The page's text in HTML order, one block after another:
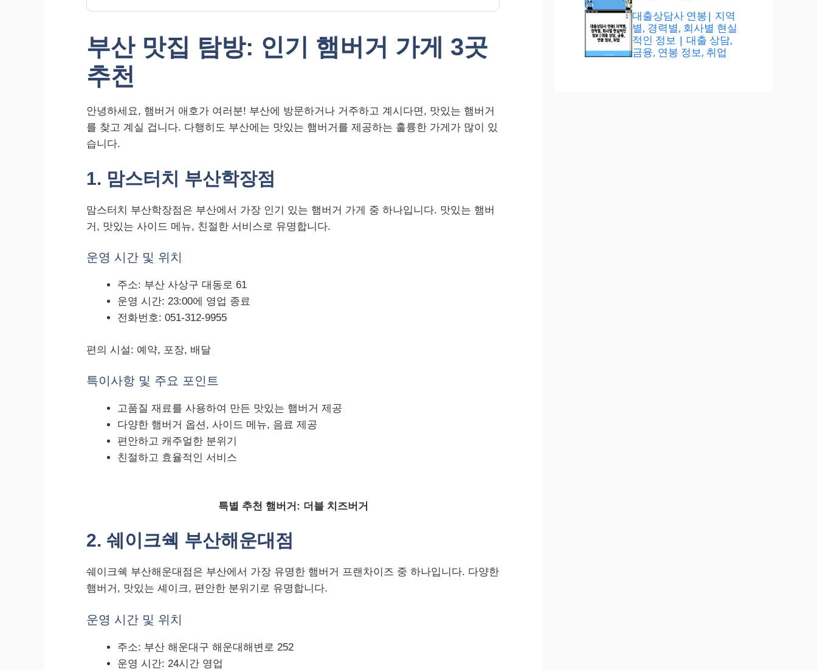
부산 맛집 탐방: 인기 햄버거 가게 3곳
추천
안녕하세요, 햄버거 애호가 여러분! 부산에 방문하거나 거주하고 계시다면, 맛있는 햄버거
를 찾고 계실 겁니다. 다행히도 부산에는 맛있는 햄버거를 제공하는 훌륭한 가게가 많이 있
습니다.
1. 맘스터치 부산학장점
맘스터치 부산학장점은 부산에서 가장 인기 있는 햄버거 가게 중 하나입니다. 맛있는 햄버
거, 맛있는 사이드 메뉴, 친절한 서비스로 유명합니다.
운영 시간 및 위치
주소: 부산 사상구 대동로 61
운영 시간: 23:00에 영업 종료
전화번호: 051-312-9955
편의 시설: 예약, 포장, 배달
특이사항 및 주요 포인트
고품질 재료를 사용하여 만든 맛있는 햄버거 제공
다양한 햄버거 옵션, 사이드 메뉴, 음료 제공
편안하고 캐주얼한 분위기
친절하고 효율적인 서비스
특별 추천 햄버거: 더블 치즈버거
2. 쉐이크쉑 부산해운대점
쉐이크쉑 부산해운대점은 부산에서 가장 유명한 햄버거 프랜차이즈 중 하나입니다. 다양한
햄버거, 맛있는 셰이크, 편안한 분위기로 유명합니다.
운영 시간 및 위치
주소: 부산 해운대구 해운대해변로 252
운영 시간: 24시간 영업
대출상담사 연봉| 지역
별, 경력별, 회사별 현실
적인 정보 | 대출 상담,
금융, 연봉 정보, 취업